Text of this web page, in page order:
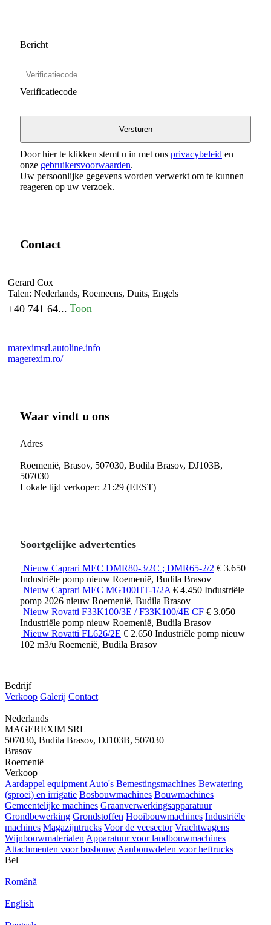
Bericht
Verificatiecode
Door hier te klikken stemt u in met ons privacybeleid en
onze gebruikersvoorwaarden.
Uw persoonlijke gegevens worden verwerkt om te kunnen
reageren op uw verzoek.
Contact
Gerard Cox
Talen: Nederlands, Roemeens, Duits, Engels
+40 741 64... Toon
mareximsrl.autoline.info
magerexim.ro/
Waar vindt u ons
Adres
Roemenië, Brasov, 507030, Budila Brasov, DJ103B,
507030
Lokale tijd verkoper: 21:29 (EEST)
Soortgelijke advertenties
Nieuw Caprari MEC DMR80-3/2C ; DMR65-2/2 € 3.650
Industriële pomp nieuw Roemenië, Budila Brasov
Nieuw Caprari MEC MG100HT-1/2A € 4.450 Industriële
pomp 2026 nieuw Roemenië, Budila Brasov
Nieuw Rovatti F33K100/3E / F33K100/4E CF € 3.050
Industriële pomp nieuw Roemenië, Budila Brasov
Nieuw Rovatti FL626/2E € 2.650 Industriële pomp nieuw
102 m3/u Roemenië, Budila Brasov
Bedrijf
Verkoop Galerij Contact
Nederlands
MAGEREXIM SRL
507030, Budila Brasov, DJ103B, 507030
Brasov
Roemenië
Verkoop
Aardappel equipment Auto's Bemestingsmachines Bewatering
(sproei) en irrigatie Bosbouwmachines Bouwmachines
Gemeentelijke machines Graanverwerkingsapparatuur
Grondbewerking Grondstoffen Hooibouwmachines Industriële
machines Magazijntrucks Voor de veesector Vrachtwagens
Wijnbouwmaterialen Apparatuur voor landbouwmachines
Attachmenten voor bosbouw Aanbouwdelen voor heftrucks
Bel
Română
English